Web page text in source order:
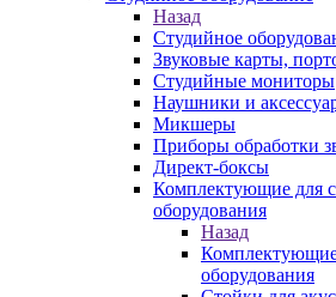
Назад
Студийное
Звуковые карты,
Студийные мониторы
Наушники и
Микшеры
Приборы обработки
Директ-боксы
Комплектующие для
оборудования
Назад
оборудования